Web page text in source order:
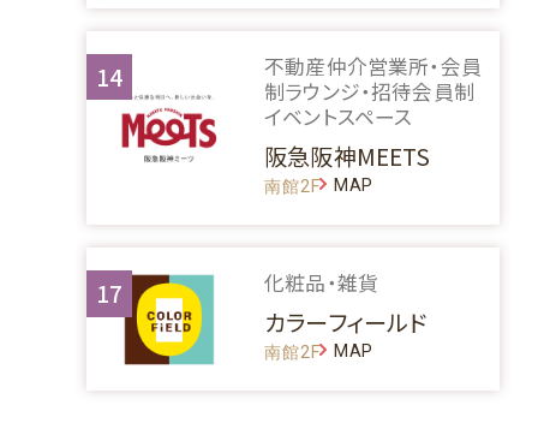
14
不動産仲介営業所・会員
制ラウンジ・招待会員制
イベントスペース
阪急阪神MEETS
南館2F MAP
17 化粧品・雑貨
カラーフィールド
南館2F MAP